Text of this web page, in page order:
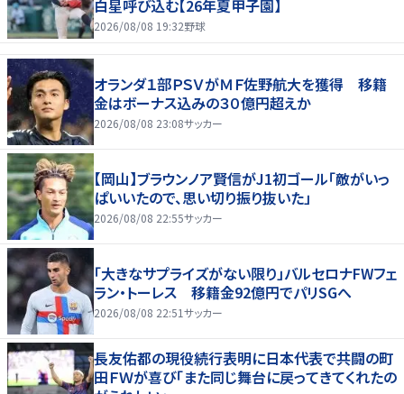
白星呼び込む【26年夏甲子園】
2026/08/08 19:32野球
オランダ１部ＰＳＶがＭＦ佐野航大を獲得 移籍
金はボーナス込みの３０億円超えか
2026/08/08 23:08サッカー
【岡山】ブラウンノア賢信がJ1初ゴール「敵がいっ
ぱいいたので、思い切り振り抜いた」
2026/08/08 22:55サッカー
「大きなサプライズがない限り」バルセロナFWフェ
ラン・トーレス 移籍金92億円でパリSGへ
2026/08/08 22:51サッカー
長友佑都の現役続行表明に日本代表で共闘の町
田ＦＷが喜び「また同じ舞台に戻ってきてくれたの